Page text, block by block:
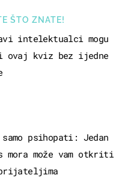
ŠTO ZNATE!
intelektualci mogu
kviz bez ijedne
psihopati: Jedan
može vam otkriti